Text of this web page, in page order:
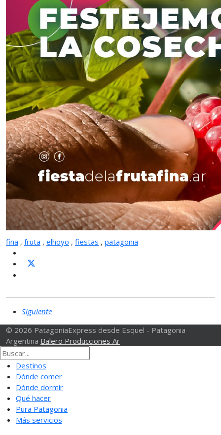
fina , fruta , elhoyo , fiestas , patagonia
Siguiente
© 2026 PatagoniaExpress desde Esquel - Patagonia
Argentina Balero Producciones Ar
Destinos
Dónde comer
Dónde dormir
Qué hacer
Pura Patagonia
Más servicios